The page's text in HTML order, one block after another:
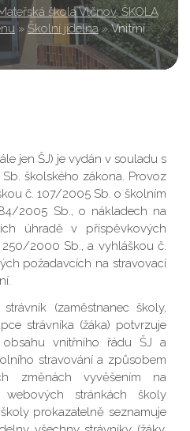
škola Vlčnov, ŠKOLA
» Školní jídelna » Vnitřní
jen ŠJ) je vydán v souladu s
školského zákona. Provoz
č. 107/2005 Sb. o školním
2005 Sb., o nákladech na
úhradě v příspěvkových
2000 Sb., a vyhláškou č.
požadavcích na stravovací
(zaměstnanec školy,
strávníka (žáka) potvrzuje
vnitřního řádu ŠJ a
stravování a způsobem
změnách vyvěšením na
stránkách školy
prokazatelně seznamuje